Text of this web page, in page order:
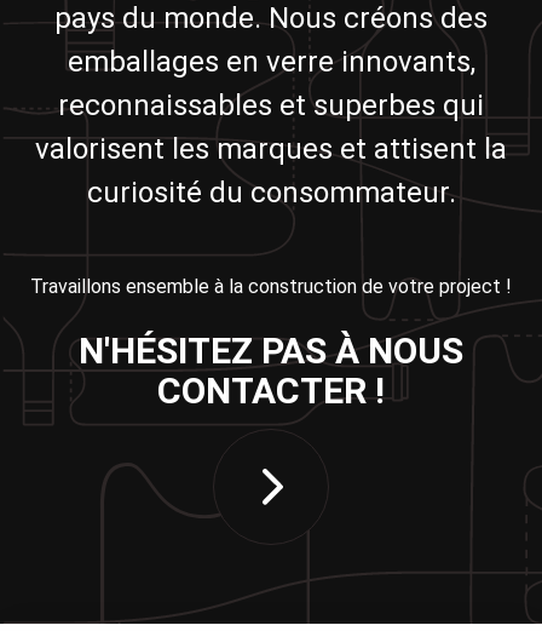
pays du monde. Nous créons des
emballages en verre innovants,
reconnaissables et superbes qui
valorisent les marques et attisent la
curiosité du consommateur.
Travaillons ensemble à la construction de votre project !
N'HÉSITEZ PAS À NOUS
CONTACTER !